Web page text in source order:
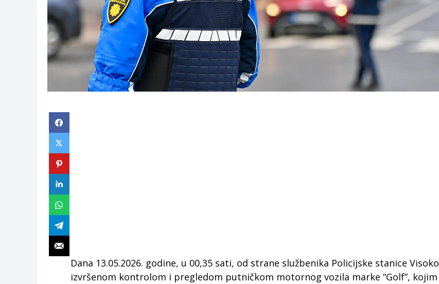
Dana 13.05.2026. godine, u 00,35 sati, od strane službenika Policijske stanice Visoko
izvršenom kontrolom i pregledom putničkom motornog vozila marke “Golf”, kojim